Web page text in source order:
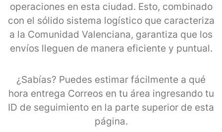
operaciones en esta ciudad. Esto, combinado
con el sólido sistema logístico que caracteriza
a la Comunidad Valenciana, garantiza que los
envíos lleguen de manera eficiente y puntual.
¿Sabías? Puedes estimar fácilmente a qué
hora entrega Correos en tu área ingresando tu
ID de seguimiento en la parte superior de esta
página.